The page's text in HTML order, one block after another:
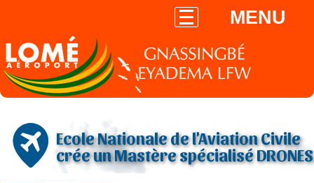
MENU
Ecole Nationale de l'Aviation Civile
crée un Mastère spécialisé DRONES